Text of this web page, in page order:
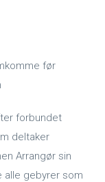
før
forbundet
deltaker
Arrangør sin
alle gebyrer som